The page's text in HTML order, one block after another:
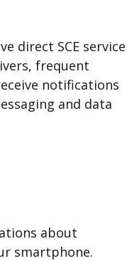
direct SCE service
frequent
notifications
and data
about
smartphone.